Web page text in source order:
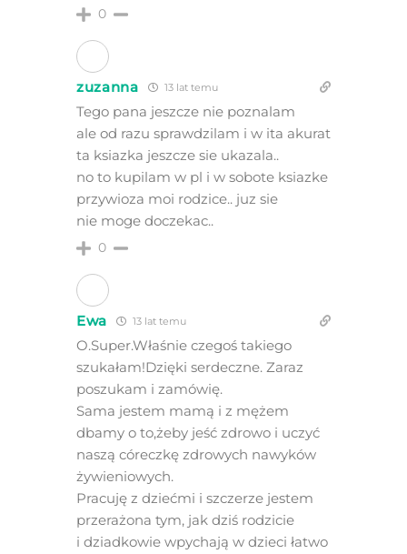
0
zuzanna 13 lat temu
Tego pana jeszcze nie poznalam
ale od razu sprawdzilam i w ita akurat
ta ksiazka jeszcze sie ukazala..
no to kupilam w pl i w sobote ksiazke
przywioza moi rodzice.. juz sie
nie moge doczekac..
0
Ewa 13 lat temu
O.Super.Właśnie czegoś takiego
szukałam!Dzięki serdeczne. Zaraz
poszukam i zamówię.
Sama jestem mamą i z mężem
dbamy o to,żeby jeść zdrowo i uczyć
naszą córeczkę zdrowych nawyków
żywieniowych.
Pracuję z dziećmi i szczerze jestem
przerażona tym, jak dziś rodzicie
i dziadkowie wpychają w dzieci łatwo